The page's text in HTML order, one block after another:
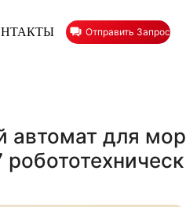
Отправить Запрос
автомат для мор